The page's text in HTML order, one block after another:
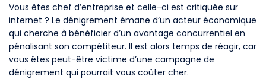
Vous êtes chef d’entreprise et celle-ci est critiquée sur
internet ? Le dénigrement émane d’un acteur économique
qui cherche à bénéficier d’un avantage concurrentiel en
pénalisant son compétiteur. Il est alors temps de réagir, car
vous êtes peut-être victime d’une campagne de
dénigrement qui pourrait vous coûter cher.